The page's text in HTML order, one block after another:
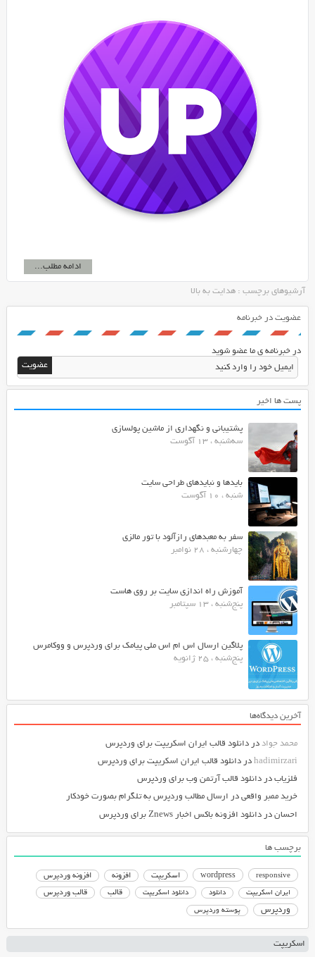
ادامه مطلب...
آرشیوهای برچسب : هدایت به بالا
عضویت در خبرنامه
در خبرنامه ی ما عضو شوید
پست ها اخیر
پشتیبانی و نگهداری از ماشین پولسازی
سه‌شنبه ، 13 آگوست
بایدها و نبایدهای طراحی سایت
شنبه ، 10 آگوست
سفر به معبدهای رازآلود با تور مالزی
چهارشنبه ، 28 نوامبر
آموزش راه اندازی سایت بر روی هاست
پنج‌شنبه ، 13 سپتامبر
پلاگین ارسال اس ام اس ملی پیامک برای وردپرس و ووکامرس
پنج‌شنبه ، 25 ژانویه
آخرین دیدگاه‌ها
محمد جواددر دانلود قالب ایران اسکریپت برای وردپرس
hadimirzariدر دانلود قالب ایران اسکریپت برای وردپرس
فلزیابدر دانلود قالب آرتمن وب برای وردپرس
خرید ممبر واقعیدر ارسال مطالب وردپرس به تلگرام بصورت خودکار
احساندر دانلود افزونه باکس اخبار Znews برای وردپرس
برچسب ها
responsive
wordpress اسکریپت افزونه افزونه وردپرس
ایران اسکریپت دانلود دانلود اسکریپت قالب قالب وردپرس
وردپرس پوسته وردپرس
اسکریپت